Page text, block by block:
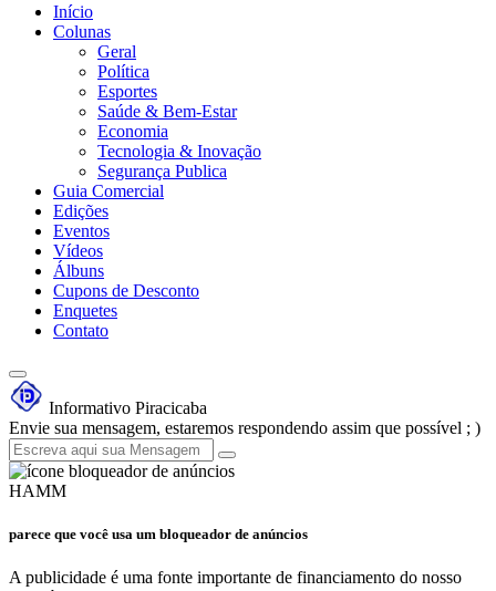
Início
Colunas
Geral
Política
Esportes
Saúde & Bem-Estar
Economia
Tecnologia & Inovação
Segurança Publica
Guia Comercial
Edições
Eventos
Vídeos
Álbuns
Cupons de Desconto
Enquetes
Contato
Informativo Piracicaba
Envie sua mensagem, estaremos respondendo assim que possível ; )
HAMM
parece que você usa um bloqueador de anúncios
A publicidade é uma fonte importante de financiamento do nosso